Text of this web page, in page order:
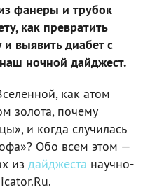
фанеры и трубок
как превратить
выявить диабет с
ночной дайджест.
как атом
золота, почему
и когда случилась
Обо всем этом —
из дайджеста научно-